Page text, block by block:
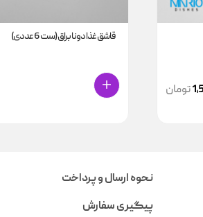
تومان
قاشق غذا دونا براق (ست 6 عددی)
نحوه ارسال و پرداخت
پیگیری سفارش